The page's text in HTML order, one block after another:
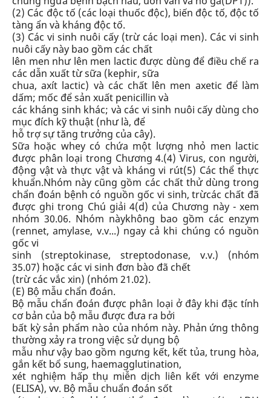
(2) Các độc tố (các loại thuốc độc), biến độc tố, độc tố
tàng ẩn và kháng độc tố.
(3) Các vi sinh nuôi cấy (trừ các loại men). Các vi sinh
nuôi cấy này bao gồm các chất
lên men như lên men lactic được dùng để điều chế ra
các dẫn xuất từ sữa (kephir, sữa
chua, axít lactic) và các chất lên men axetic để làm
dấm; mốc để sản xuất penicillin và
các kháng sinh khác; và các vi sinh nuôi cấy dùng cho
mục đích kỹ thuật (như là, để
hỗ trợ sự tăng trưởng của cây).
Sữa hoặc whey có chứa một lượng nhỏ men lactic
được phân loại trong Chương 4.(4) Virus, con người,
động vật và thực vật và kháng vi rút(5) Các thể thực
khuẩn.Nhóm này cũng gồm các chất thử dùng trong
chẩn đoán bệnh có nguồn gốc vi sinh,trừcác chất đã
được ghi trong Chú giải 4(d) của Chương này - xem
nhóm 30.06. Nhóm nàykhông bao gồm các enzym
(rennet, amylase, v.v...) ngay cả khi chúng có nguồn
gốc vi
sinh (streptokinase, streptodonase, v.v.) (nhóm
35.07) hoặc các vi sinh đơn bào đã chết
(trừ các vắc xin) (nhóm 21.02).
(E) Bộ mẫu chẩn đoán.
Bộ mẫu chẩn đoán được phân loại ở đây khi đặc tính
cơ bản của bộ mẫu được đưa ra bởi
bất kỳ sản phẩm nào của nhóm này. Phản ứng thông
thường xảy ra trong việc sử dụng bộ
mẫu như vậy bao gồm ngưng kết, kết tủa, trung hòa,
gắn kết bổ sung, haemagglutination,
xét nghiệm hấp thụ miễn dịch liên kết với enzyme
(ELISA), vv. Bộ mẫu chuẩn đoán sốt